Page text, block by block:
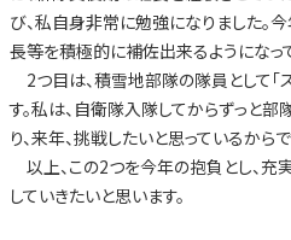
び、私自身非常に勉強になりました。
長等を積極的に補佐出来るようになっ
2つ目は、積雪地部隊の隊員として「
す。私は、自衛隊入隊してからずっと
り、来年、挑戦したいと思っているからで
以上、この2つを今年の抱負とし、
していきたいと思います。